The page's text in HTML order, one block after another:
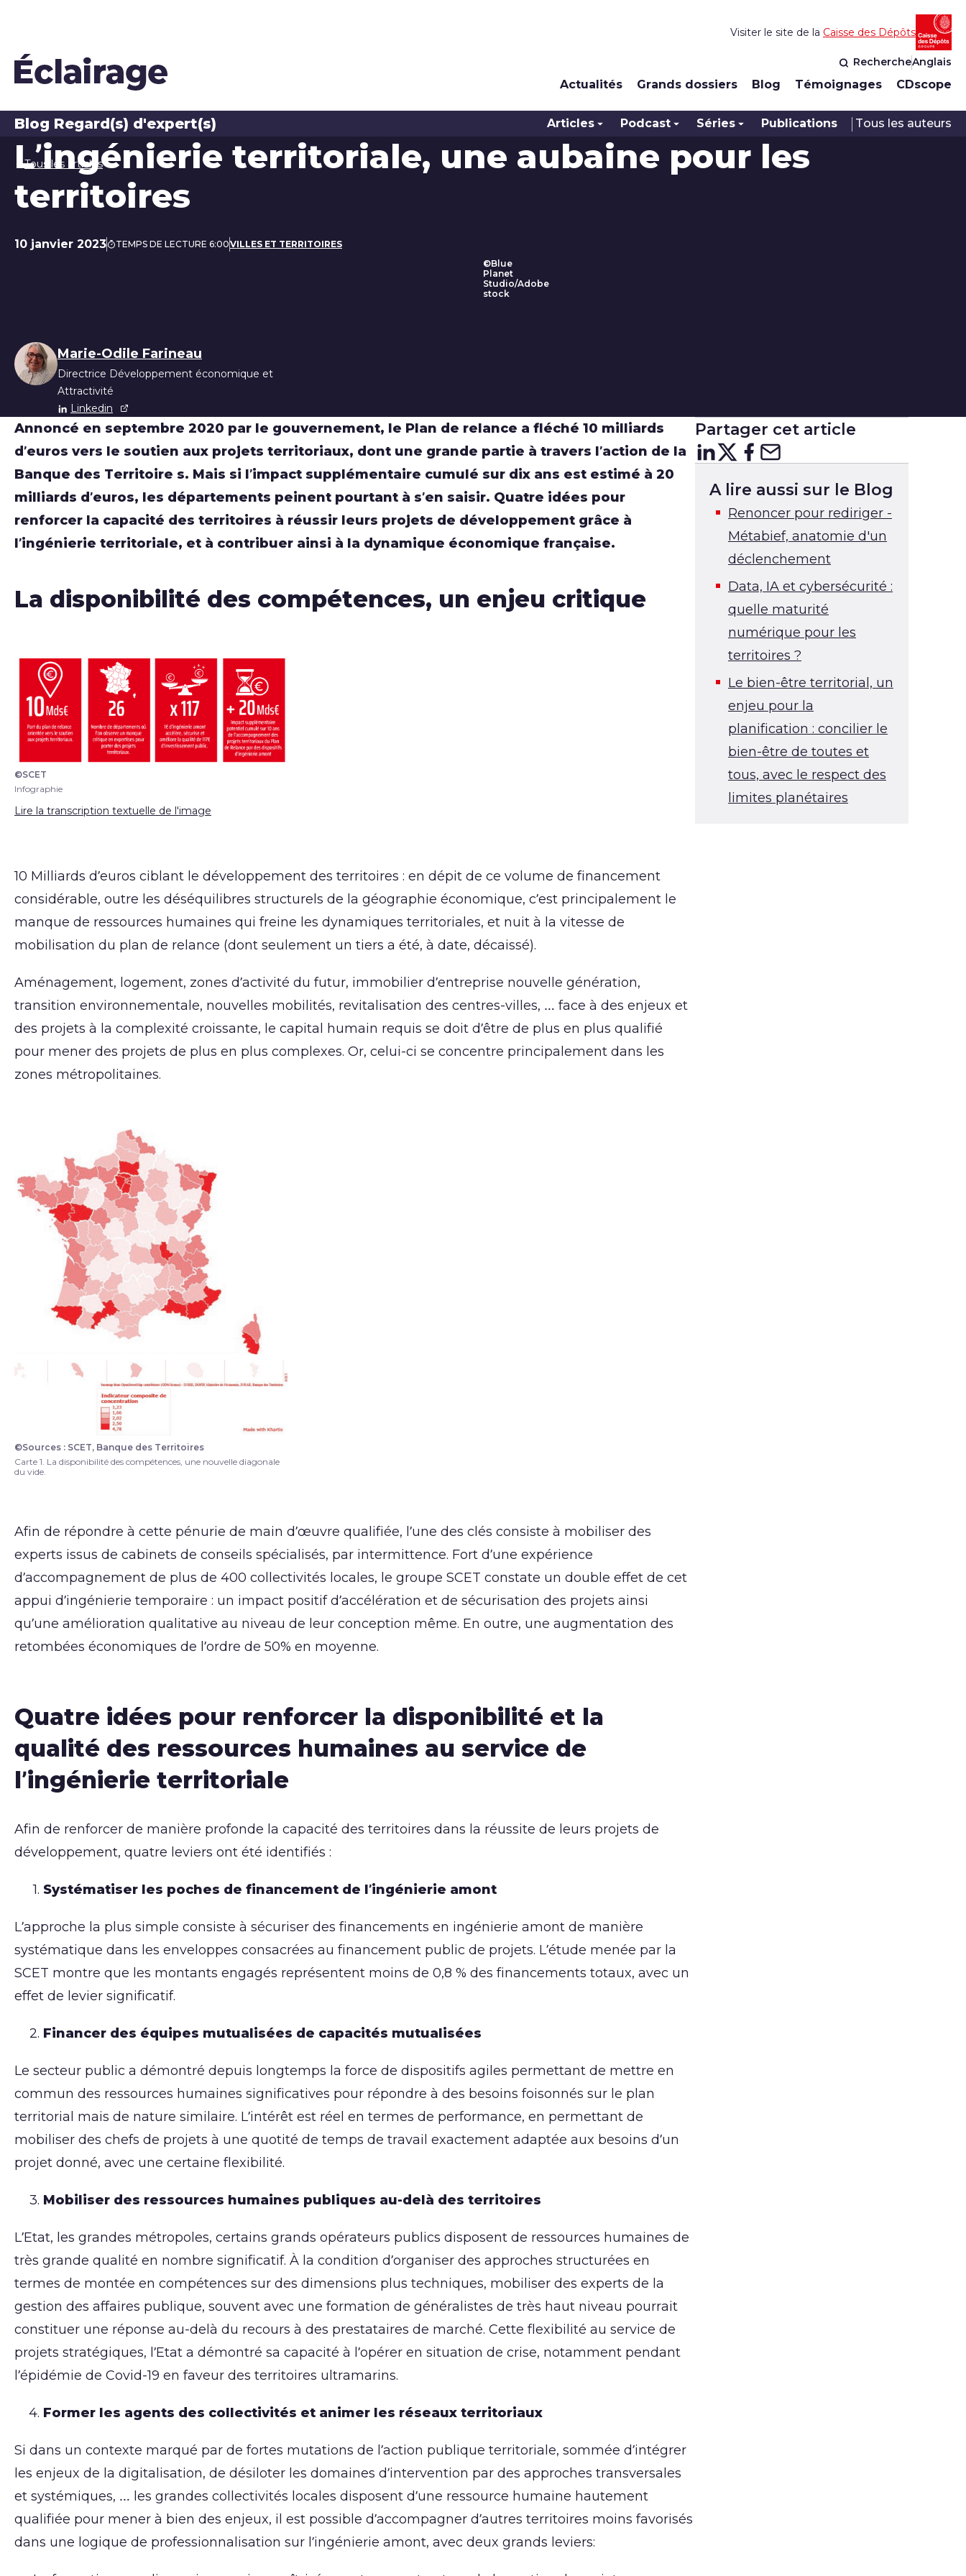
Actualités Grands dossiers Blog Témoignages CDscope
RechercheAnglais
Visiter le site de la Caisse des Dépôts
Blog Regard(s) d'expert(s) Articles Podcast Séries Publications Tous les auteurs
Tous les articles
L’ingénierie territoriale, une aubaine pour les
territoires
Date de publication
10 janvier 2023 TEMPS DE LECTURE 6:00VILLES ET TERRITOIRES
©Blue
Planet
Studio/Adobe
stock
Liste des auteurs
Marie-Odile Farineau
Directrice Développement économique et
Attractivité
Linkedin
Annoncé en septembre 2020 par le gouvernement, le Plan de relance a fléché 10 milliards
d’euros vers le soutien aux projets territoriaux, dont une grande partie à travers l’action de la
Banque des Territoire s. Mais si l’impact supplémentaire cumulé sur dix ans est estimé à 20
milliards d’euros, les départements peinent pourtant à s’en saisir. Quatre idées pour
renforcer la capacité des territoires à réussir leurs projets de développement grâce à
l’ingénierie territoriale, et à contribuer ainsi à la dynamique économique française.
La disponibilité des compétences, un enjeu critique
Infographie
©SCET
Infographie
Lire la transcription textuelle de l'image
10 Milliards d’euros ciblant le développement des territoires : en dépit de ce volume de financement
considérable, outre les déséquilibres structurels de la géographie économique, c’est principalement le
manque de ressources humaines qui freine les dynamiques territoriales, et nuit à la vitesse de
mobilisation du plan de relance (dont seulement un tiers a été, à date, décaissé).
Aménagement, logement, zones d’activité du futur, immobilier d’entreprise nouvelle génération,
transition environnementale, nouvelles mobilités, revitalisation des centres-villes, … face à des enjeux et
des projets à la complexité croissante, le capital humain requis se doit d’être de plus en plus qualifié
pour mener des projets de plus en plus complexes. Or, celui-ci se concentre principalement dans les
zones métropolitaines.
Carte de la disponibilité des compétences, une nouvelle diagonale du vide.
©Sources : SCET, Banque des Territoires
Carte 1. La disponibilité des compétences, une nouvelle diagonale
du vide.
Afin de répondre à cette pénurie de main d’œuvre qualifiée, l’une des clés consiste à mobiliser des
experts issus de cabinets de conseils spécialisés, par intermittence. Fort d’une expérience
d’accompagnement de plus de 400 collectivités locales, le groupe SCET constate un double effet de cet
appui d’ingénierie temporaire : un impact positif d’accélération et de sécurisation des projets ainsi
qu’une amélioration qualitative au niveau de leur conception même. En outre, une augmentation des
retombées économiques de l’ordre de 50% en moyenne.
Quatre idées pour renforcer la disponibilité et la
qualité des ressources humaines au service de
l’ingénierie territoriale
Afin de renforcer de manière profonde la capacité des territoires dans la réussite de leurs projets de
développement, quatre leviers ont été identifiés :
Systématiser les poches de financement de l’ingénierie amont
L’approche la plus simple consiste à sécuriser des financements en ingénierie amont de manière
systématique dans les enveloppes consacrées au financement public de projets. L’étude menée par la
SCET montre que les montants engagés représentent moins de 0,8 % des financements totaux, avec un
effet de levier significatif.
Financer des équipes mutualisées de capacités mutualisées
Le secteur public a démontré depuis longtemps la force de dispositifs agiles permettant de mettre en
commun des ressources humaines significatives pour répondre à des besoins foisonnés sur le plan
territorial mais de nature similaire. L’intérêt est réel en termes de performance, en permettant de
mobiliser des chefs de projets à une quotité de temps de travail exactement adaptée aux besoins d’un
projet donné, avec une certaine flexibilité.
Mobiliser des ressources humaines publiques au-delà des territoires
L’Etat, les grandes métropoles, certains grands opérateurs publics disposent de ressources humaines de
très grande qualité en nombre significatif. À la condition d’organiser des approches structurées en
termes de montée en compétences sur des dimensions plus techniques, mobiliser des experts de la
gestion des affaires publique, souvent avec une formation de généralistes de très haut niveau pourrait
constituer une réponse au-delà du recours à des prestataires de marché. Cette flexibilité au service de
projets stratégiques, l’Etat a démontré sa capacité à l’opérer en situation de crise, notamment pendant
l’épidémie de Covid-19 en faveur des territoires ultramarins.
Former les agents des collectivités et animer les réseaux territoriaux
Si dans un contexte marqué par de fortes mutations de l’action publique territoriale, sommée d’intégrer
les enjeux de la digitalisation, de désiloter les domaines d’intervention par des approches transversales
et systémiques, … les grandes collectivités locales disposent d’une ressource humaine hautement
qualifiée pour mener à bien des enjeux, il est possible d’accompagner d’autres territoires moins favorisés
dans une logique de professionnalisation sur l’ingénierie amont, avec deux grands leviers:
Partager cet article
Partager surLinkedIn
Partager surX
Partager sur
Partager sur
A lire aussi sur le Blog
Renoncer pour rediriger -
Métabief, anatomie d'un
déclenchement
Data, IA et cybersécurité :
quelle maturité
numérique pour les
territoires ?
Le bien-être territorial, un
enjeu pour la
planification : concilier le
bien-être de toutes et
tous, avec le respect des
limites planétaires